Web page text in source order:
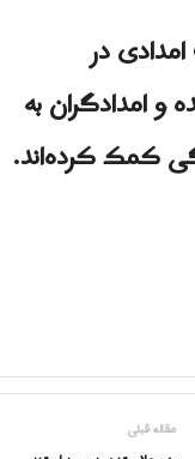
۲۴ عملیات امدادی در
و امدادگران به
مقاله قبلی